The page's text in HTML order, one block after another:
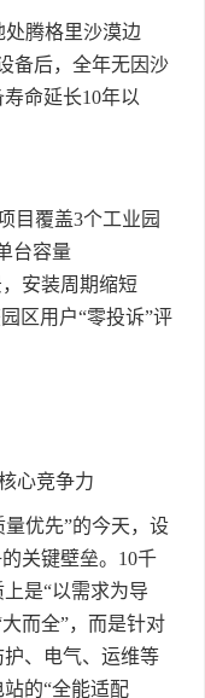
腾格里沙漠边
备后，全年无因沙
命延长10年以
目覆盖3个工业园
台容量
安装周期缩短
区用户“零投诉”评
心竞争力
量优先”的今天，设
关键壁垒。 10千
是“以需求为导
大而全”，而是针对
、电气、运维等
的“全能适配